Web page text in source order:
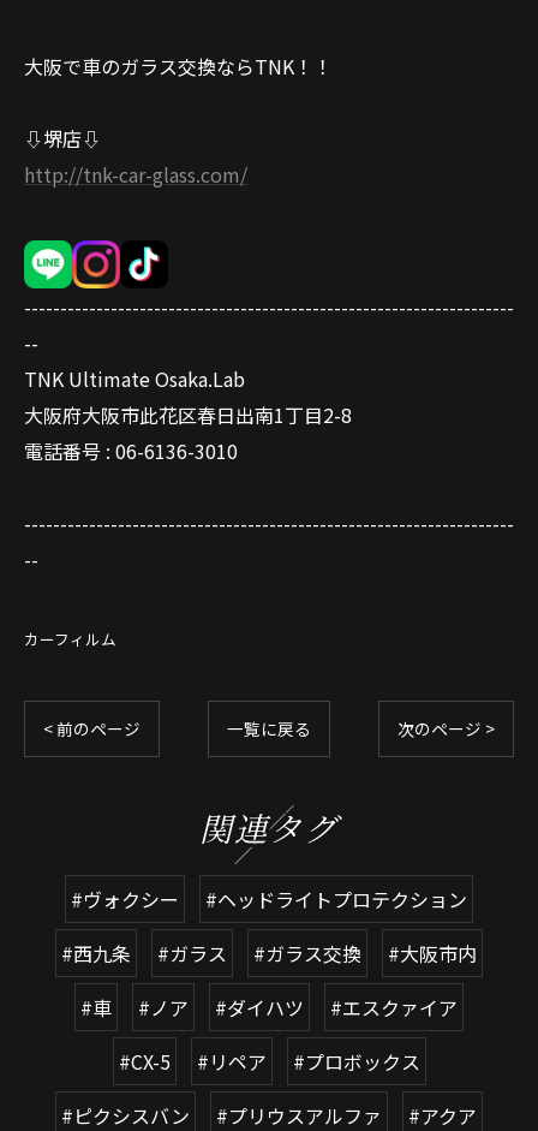
大阪で車のガラス交換ならTNK！！
⇩堺店⇩
http://tnk-car-glass.com/
--------------------------------------------------------------------
--
TNK Ultimate Osaka.Lab
大阪府大阪市此花区春日出南1丁目2-8
電話番号 : 06-6136-3010
--------------------------------------------------------------------
--
カーフィルム
< 前のページ 一覧に戻る 次のページ >
関連タグ
#ヴォクシー
#ヘッドライトプロテクション
#西九条
#ガラス #ガラス交換
#大阪市内
#車
#ノア #ダイハツ
#エスクァイア
#CX-5
#リペア
#プロボックス
#ピクシスバン
#プリウスアルファ
#アクア